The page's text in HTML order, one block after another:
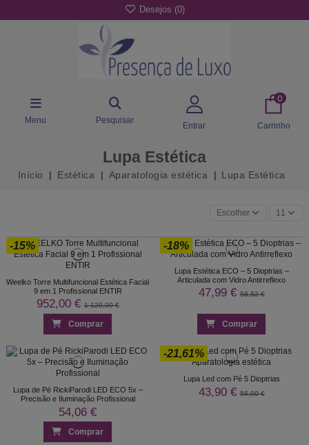
Desejos (0)
Menu Pesquisar
Entrar
0
Carrinho
Lupa Estética
Início Estética Aparatologia estética Lupa Estética
Escolher 11
-15%
Weelko Torre Multifuncional Estética Facial
9 em 1 Profissional ENTIR
952,00 €1 120,00 €
Comprar
-18%
Lupa Estética ECO – 5 Dioptrias –
Articulada com Vidro Antirreflexo
47,99 €58,52 €
Comprar
Lupa de Pé RickiParodi LED ECO 5x –
Precisão e Iluminação Profissional
54,06 €
Comprar
-21,61%
Lupa Led com Pé 5 Dioptrias
43,90 €56,00 €